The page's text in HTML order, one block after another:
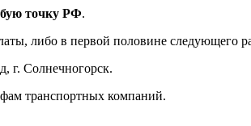
точку РФ.
либо в первой половине следующего
г. Солнечногорск.
транспортных компаний.